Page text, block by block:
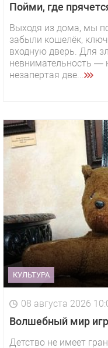
Пойми, где
Выходя из дома, мы
забыли кошелёк,
входную дверь. Для
невнимательность —
незапертая две...
КУЛЬТУРА
08 августа 2026
Волшебный мир
Детство не имеет